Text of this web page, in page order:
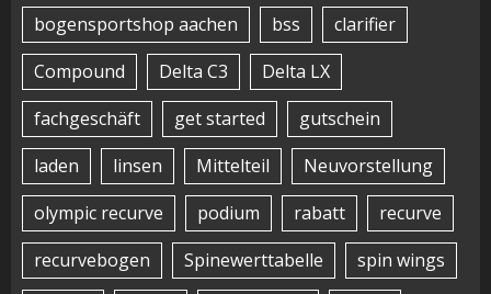
bogensportshop aachen
bss
clarifier
Compound
Delta C3
Delta LX
fachgeschäft
get started
gutschein
laden
linsen Mittelteil
Neuvorstellung
olympic recurve
podium rabatt
recurve
recurvebogen
Spinewerttabelle
spin wings